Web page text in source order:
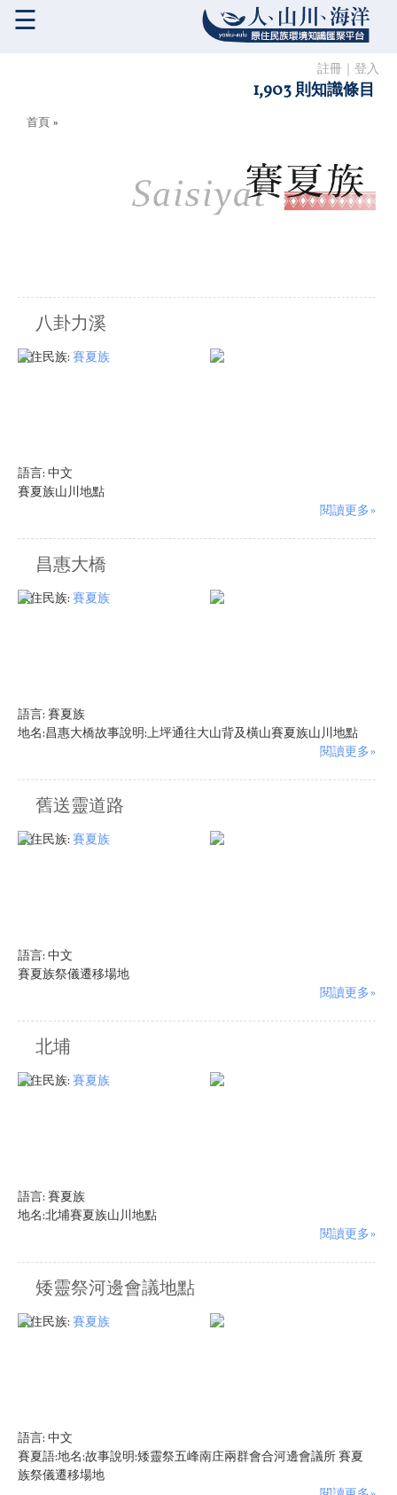
註冊 登入
1,903 則知識條目
☰
您在這裡
首頁 »
八卦力溪
原住民族: 賽夏族
語言: 中文
賽夏族山川地點
閱讀更多»
昌惠大橋
原住民族: 賽夏族
語言: 賽夏族
地名:昌惠大橋故事說明:上坪通往大山背及橫山賽夏族山川地點
閱讀更多»
舊送靈道路
原住民族: 賽夏族
語言: 中文
賽夏族祭儀遷移場地
閱讀更多»
北埔
原住民族: 賽夏族
語言: 賽夏族
地名:北埔賽夏族山川地點
閱讀更多»
矮靈祭河邊會議地點
原住民族: 賽夏族
語言: 中文
賽夏語:地名:故事說明:矮靈祭五峰南庄兩群會合河邊會議所 賽夏
族祭儀遷移場地